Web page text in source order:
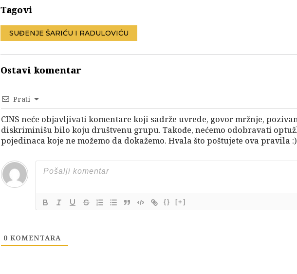
Tagovi
SUĐENJE ŠARIĆU I RADULOVIĆU
Ostavi komentar
Prati
CINS neće objavljivati komentare koji sadrže uvrede, govor mržnje,
diskriminišu bilo koju društvenu grupu. Takođe, nećemo odobravati
pojedinaca koje ne možemo da dokažemo. Hvala što poštujete ova pravila :)
{} [+]
0 KOMENTARA